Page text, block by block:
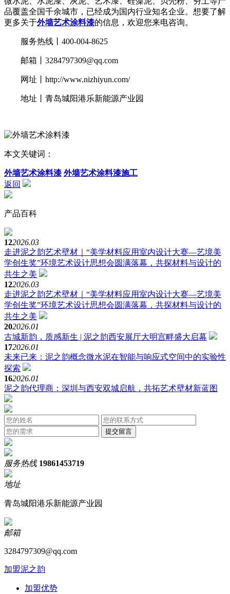
品覆盖全国千余城市，已经成为国内行业知名企业。想要了解
更多关于外墙艺术涂料漆的信息，欢迎您来电咨询。
服务热线丨400-004-8625
邮箱丨 3284797309@qq.com
网址丨 http://www.nizhiyun.com/
地址丨青岛城阳港乐新能源产业园
本文关键词：
外墙艺术涂料漆 外墙艺术涂料漆施工
返回
产品百科
122026.03
走进泥之韵艺术壁材｜“美学材料应用室内设计大赛—艺境美
学创生奖”环境艺术设计思想会圆满落幕，共探材料与设计的
共生之美
122026.03
走进泥之韵艺术壁材｜“美学材料应用室内设计大赛—艺境美
学创生奖”环境艺术设计思想会圆满落幕，共探材料与设计的
共生之美
202026.01
古城新韵，质感新生 | 泥之韵西安展厅大明宫畔盛大启幕
172026.01
未来已来：泥之韵概念微水泥在智能与响应式空间中的实验性
探索
162026.01
泥之韵代理商：深圳与西安双城启航，共拓艺术壁材新蓝图
服务热线 19861453719
地址
青岛城阳港乐新能源产业园
邮箱
3284797309@qq.com
加盟泥之韵
加盟优势